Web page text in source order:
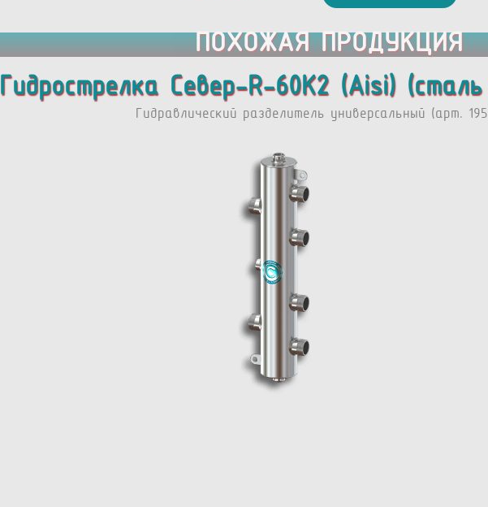
ПОХОЖАЯ ПРОДУКЦИЯ
Гидрострелка Север-R-60К2 (Aisi)
Гидравлический разделитель универсальный (арт.